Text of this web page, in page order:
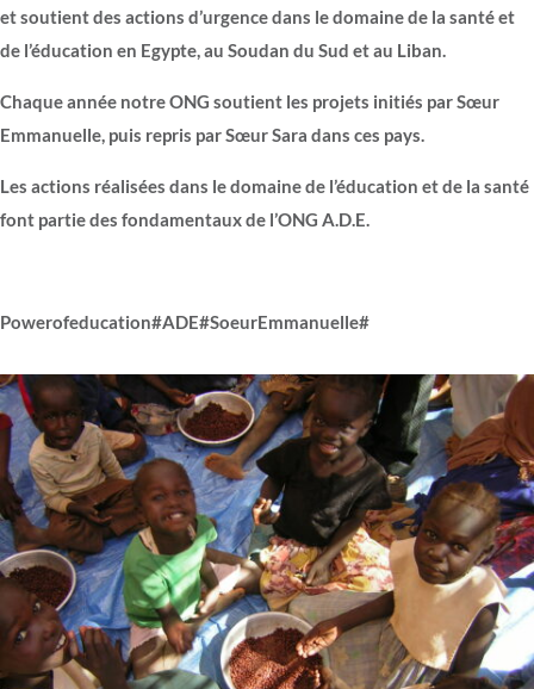
et soutient des actions d’urgence dans le domaine de la santé et
de l’éducation en Egypte, au Soudan du Sud et au Liban.
Chaque année notre ONG soutient les projets initiés par Sœur
Emmanuelle, puis repris par Sœur Sara dans ces pays.
Les actions réalisées dans le domaine de l’éducation et de la santé
font partie des fondamentaux de l’ONG A.D.E.
Powerofeducation#ADE#SoeurEmmanuelle#